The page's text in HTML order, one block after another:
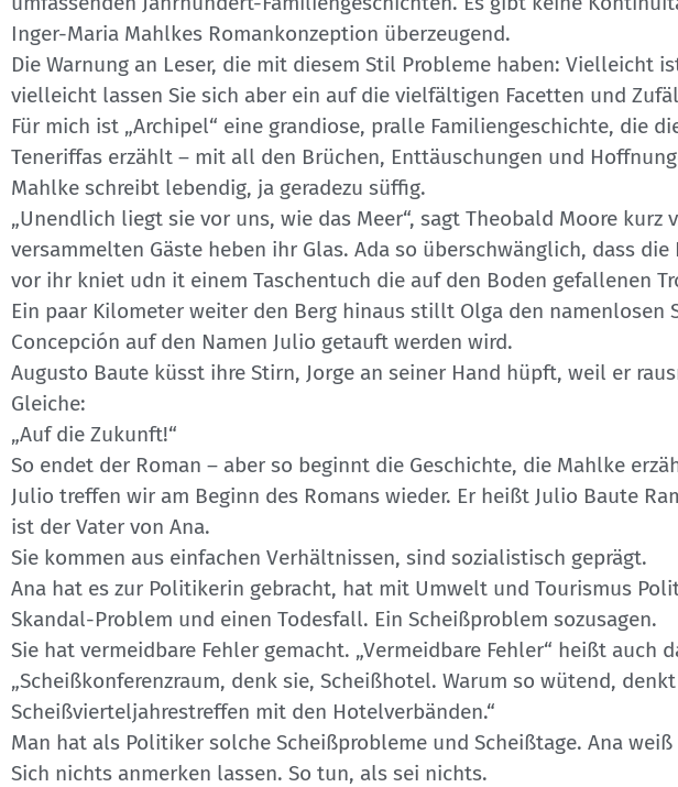
Inger-Maria Mahlkes Romankonzeption überzeugend.
Die Warnung an Leser, die mit diesem Stil Probleme haben: Vielleicht
vielleicht lassen Sie sich aber ein auf die vielfältigen Facetten und
Für mich ist „Archipel“ eine grandiose, pralle Familiengeschichte, die
Teneriffas erzählt – mit all den Brüchen, Enttäuschungen und
Mahlke schreibt lebendig, ja geradezu süffig.
„Unendlich liegt sie vor uns, wie das Meer“, sagt Theobald Moore
versammelten Gäste heben ihr Glas. Ada so überschwänglich, dass
vor ihr kniet udn it einem Taschentuch die auf den Boden gefallenen
Ein paar Kilometer weiter den Berg hinaus stillt Olga den namenlosen
Concepción auf den Namen Julio getauft werden wird.
Augusto Baute küsst ihre Stirn, Jorge an seiner Hand hüpft, weil er
Gleiche:
„Auf die Zukunft!“
So endet der Roman – aber so beginnt die Geschichte, die Mahlke
Julio treffen wir am Beginn des Romans wieder. Er heißt Julio Baute
ist der Vater von Ana.
Sie kommen aus einfachen Verhältnissen, sind sozialistisch geprägt.
Ana hat es zur Politikerin gebracht, hat mit Umwelt und Tourismus
Skandal-Problem und einen Todesfall. Ein Scheißproblem sozusagen.
Sie hat vermeidbare Fehler gemacht. „Vermeidbare Fehler“ heißt auch
„Scheißkonferenzraum, denk sie, Scheißhotel. Warum so wütend,
Scheißvierteljahrestreffen mit den Hotelverbänden.“
Man hat als Politiker solche Scheißprobleme und Scheißtage. Ana
Sich nichts anmerken lassen. So tun, als sei nichts.